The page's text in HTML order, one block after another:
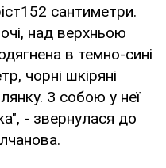
сантиметри.
над верхньою
в темно-сині
чорні шкіряні
З собою у неї
- звернулася до